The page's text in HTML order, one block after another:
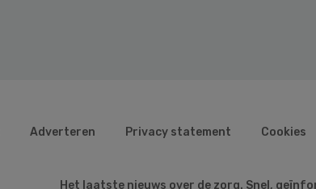
Adverteren Privacy statement Cookies
Het laatste nieuws over de zorg. Snel,